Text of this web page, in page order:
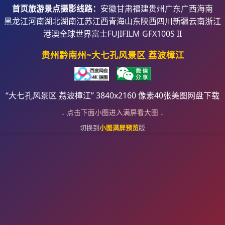
首页旅游景点摄影线路： 安徽甘肃福建贵州广东广西海南
黑龙江河南湖北湖南江苏江西青海山东陕西四川新疆云南浙江
港澳全球世界富士FUJIFILM GFX100S II
贵州黔南州~大七孔风景区 荔波樟江
“大七孔风景区 荔波樟江” 3840x2160 像素40张美图网盘下载
↓ 点击下面小图进入满屏看大图 ↓
切换到小图满屏预览版